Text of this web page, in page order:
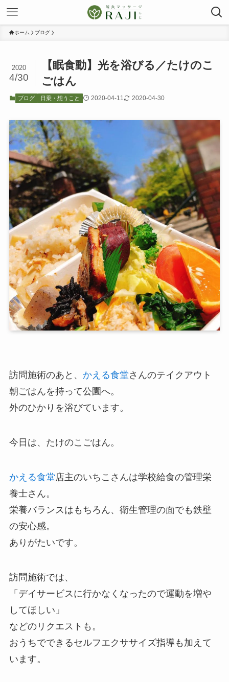
ホーム ブログ
【眠食動】光を浴びる／たけのこ
ごはん
2020
4/30
ブログ 日乗・想うこと 2020-04-11 2020-04-30
訪問施術のあと、 かえる食堂さんのテイクアウト
朝ごはんを持って公園へ。
外のひかりを浴びています。
今日は、たけのこごはん。
かえる食堂店主のいちこさんは学校給食の管理栄
養士さん。
栄養バランスはもちろん、衛生管理の面でも鉄壁
の安心感。
ありがたいです。
訪問施術では、
「デイサービスに行かなくなったので運動を増や
してほしい」
などのリクエストも。
おうちでできるセルフエクササイズ指導も加えて
います。